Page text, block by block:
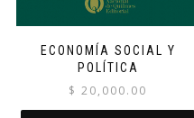
ECONOMÍA SOCIAL Y
POLÍTICA
$ 20,000.00